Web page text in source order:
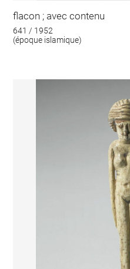
flacon ; avec contenu
641 / 1952
(époque islamique)